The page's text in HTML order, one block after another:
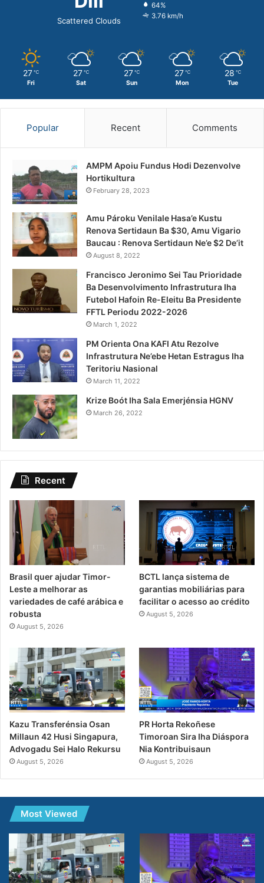
Scattered Clouds
64%
3.76 km/h
27 ℃
Fri
27 ℃
Sat
27 ℃
Sun
27 ℃
Mon
28 ℃
Tue
Popular Recent Comments
AMPM Apoiu Fundus Hodi Dezenvolve
Hortikultura
February 28, 2023
Amu Pároku Venilale Hasa’e Kustu
Renova Sertidaun Ba $30, Amu Vigario
Baucau : Renova Sertidaun Ne’e $2 De’it
August 8, 2022
Francisco Jeronimo Sei Tau Prioridade
Ba Desenvolvimento Infrastrutura Iha
Futebol Hafoin Re-Eleitu Ba Presidente
FFTL Periodu 2022-2026
March 1, 2022
PM Orienta Ona KAFI Atu Rezolve
Infrastrutura Ne’ebe Hetan Estragus Iha
Teritoriu Nasional
March 11, 2022
Krize Boót Iha Sala Emerjénsia HGNV
March 26, 2022
Recent
Brasil quer ajudar Timor-
Leste a melhorar as
variedades de café arábica e
robusta
August 5, 2026
BCTL lança sistema de
garantias mobiliárias para
facilitar o acesso ao crédito
August 5, 2026
Kazu Transferénsia Osan
Millaun 42 Husi Singapura,
Advogadu Sei Halo Rekursu
August 5, 2026
PR Horta Rekoñese
Timoroan Sira Iha Diáspora
Nia Kontribuisaun
August 5, 2026
Most Viewed